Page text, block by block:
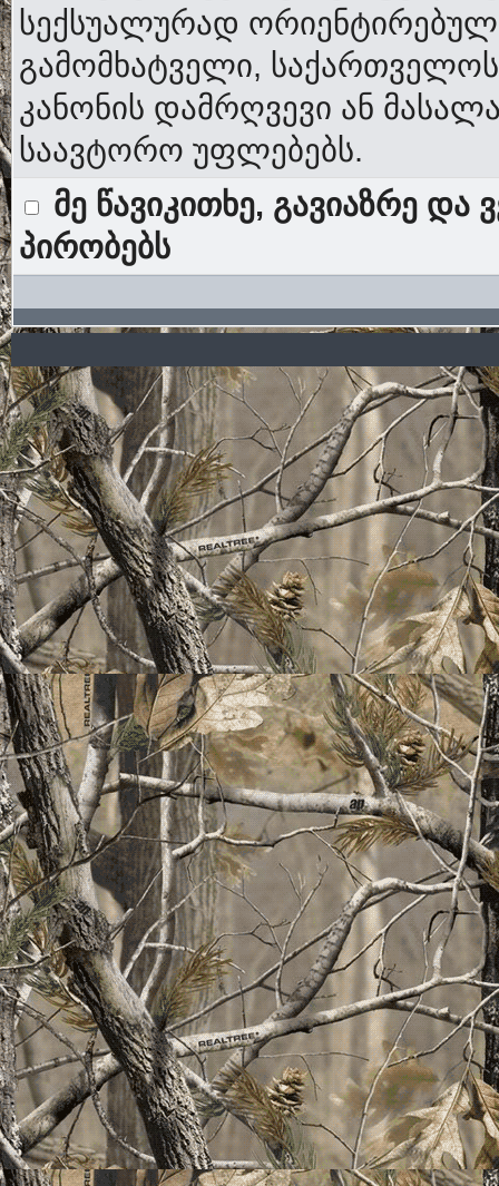
სექსუალურად
გამომხატველი,
კანონის დამრღვევი ან
საავტორო უფლებებს.
მე წავიკითხე, გავიაზრე და
პირობებს